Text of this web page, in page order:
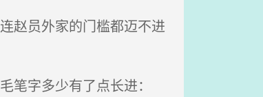
赵员外家的门槛都迈不进
字多少有了点长进：